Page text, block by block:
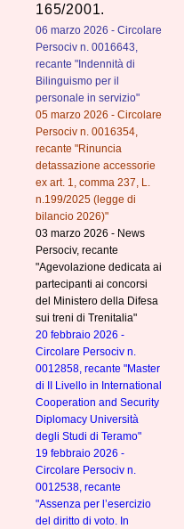
165/2001.
06 marzo 2026 - Circolare
Persociv n. 0016643,
recante "Indennità di
Bilinguismo per il
personale in servizio"
05 marzo 2026 - Circolare
Persociv n. 0016354,
recante "Rinuncia
detassazione accessorie
ex art. 1, comma 237, L.
n.199/2025 (legge di
bilancio 2026)"
03 marzo 2026 - News
Persociv, recante
"Agevolazione dedicata ai
partecipanti ai concorsi
del Ministero della Difesa
sui treni di Trenitalia"
20 febbraio 2026 -
Circolare Persociv n.
0012858, recante "Master
di II Livello in International
Cooperation and Security
Diplomacy Università
degli Studi di Teramo"
19 febbraio 2026 -
Circolare Persociv n.
0012538, recante
"Assenza per l’esercizio
del diritto di voto. In